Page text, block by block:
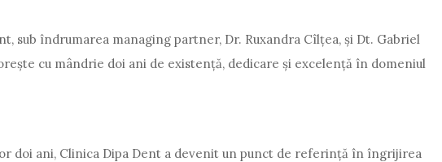
sub îndrumarea managing partner, Dr. Ruxandra Cîlțea, și Dt. Gabriel
cu mândrie doi ani de existență, dedicare și excelență în domeniul
doi ani, Clinica Dipa Dent a devenit un punct de referință în îngrijirea